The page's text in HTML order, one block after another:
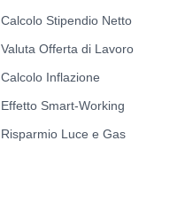
Calcolo Stipendio Netto
Valuta Offerta di Lavoro
Calcolo Inflazione
Effetto Smart-Working
Risparmio Luce e Gas